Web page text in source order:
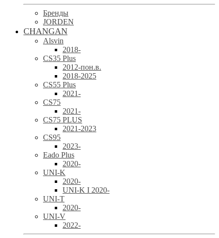
Бренды
JORDEN
CHANGAN
Alsvin
2018-
CS35 Plus
2012-пон.в.
2018-2025
CS55 Plus
2021-
CS75
2021-
CS75 PLUS
2021-2023
CS95
2023-
Eado Plus
2020-
UNI-K
2020-
UNI-K I 2020-
UNI-T
2020-
UNI-V
2022-